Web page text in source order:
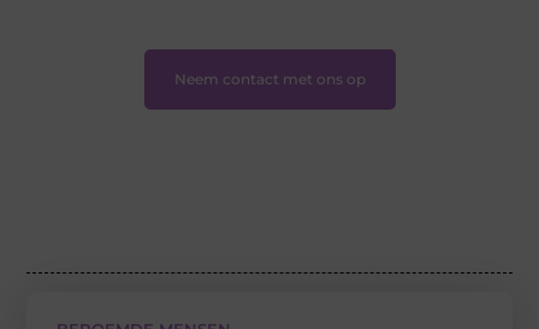
Neem contact met ons op